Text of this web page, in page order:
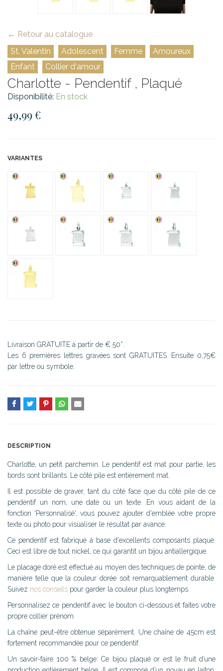
← Retour au catalogue
St. Valentin
Adolescent Femme
Amoureux
Enfant
Collier d'amour
Charlotte - Pendentif , Plaqué
Disponibilité: En stock
49,99 €
VARIANTES
Livraison GRATUITE à partir de € 50*.
Les 6 premières lettres gravées sont GRATUITES. Ensuite 0,75€
par lettre ou symbole.
DESCRIPTION
Charlotte, un petit parchemin. Le pendentif est mat pour partie, les
bords sont brillants. Le côté pile est entièrement mat.
Il est possible de graver, tant du côté face que du côté pile de ce
pendentif un nom, une date ou un texte. En vous aidant de la
fonction 'Personnalisé', vous pouvez ajouter d'emblée votre propre
texte ou photo pour visualiser le résultat par avance.
Ce pendentif est fabriqué à base d'excellents composants plaqué.
Ceci est libre de tout nickel, ce qui garantit un bijou antiallergique.
Le placage doré est effectué au moyen des techniques de pointe, de
manière telle que la couleur dorée soit remarquablement durable.
Suivez nos conseils pour garder la couleur plus longtemps.
Personnalisez ce pendentif avec le bouton ci-dessous et faites votre
propre collier prénom.
La chaîne peut-être obtenue séparément. Une chaîne de 45cm est
fortement recommandée pour ce pendentif.
Un savoir-faire 100 % belge: Ce bijou plaqué or est le fruit d’une